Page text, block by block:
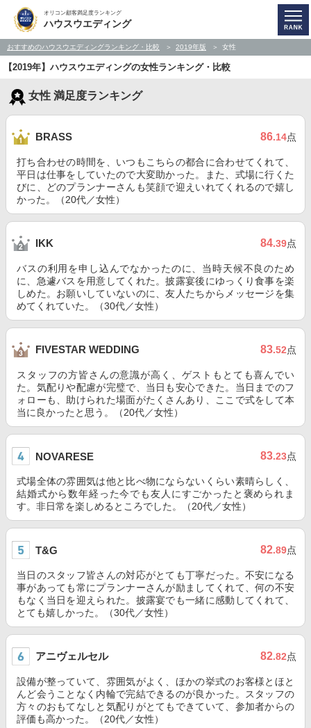
オリコン顧客満足度ランキング
ハウスウエディング
おすすめのハウスウエディングランキング・比較 2019年版 女性
【2019年】ハウスウエディングの女性ランキング・比較
女性 満足度ランキング
BRASS 86.14点
打ち合わせの時間を、いつもこちらの都合に合わせてくれて、
平日は仕事をしていたので大変助かった。また、式場に行くた
びに、どのプランナーさんも笑顔で迎えいれてくれるので嬉し
かった。（20代／女性）
IKK 84.39点
バスの利用を申し込んでなかったのに、当時天候不良のため
に、急遽バスを用意してくれた。披露宴後にゆっくり食事を楽
しめた。お願いしていないのに、友人たちからメッセージを集
めてくれていた。（30代／女性）
FIVESTAR WEDDING 83.52点
スタッフの方皆さんの意識が高く、ゲストもとても喜んでい
た。気配りや配慮が完璧で、当日も安心できた。当日までのフ
ォローも、助けられた場面がたくさんあり、ここで式をして本
当に良かったと思う。（20代／女性）
NOVARESE 83.23点
式場全体の雰囲気は他と比べ物にならないくらい素晴らしく、
結婚式から数年経った今でも友人にすごかったと褒められま
す。非日常を楽しめるところでした。（20代／女性）
T&G 82.89点
当日のスタッフ皆さんの対応がとても丁寧だった。不安になる
事があっても常にプランナーさんが励ましてくれて、何の不安
もなく当日を迎えられた。披露宴でも一緒に感動してくれて、
とても嬉しかった。（30代／女性）
アニヴェルセル 82.82点
設備が整っていて、雰囲気がよく、ほかの挙式のお客様とほと
んど会うことなく内輪で完結できるのが良かった。スタッフの
方々のおもてなしと気配りがとてもできていて、参加者からの
評価も高かった。（20代／女性）